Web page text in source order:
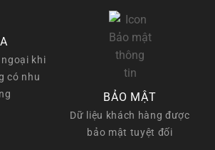
khi
có nhu
BẢO MẬT
Dữ liệu khách hàng được
bảo mật tuyệt đối